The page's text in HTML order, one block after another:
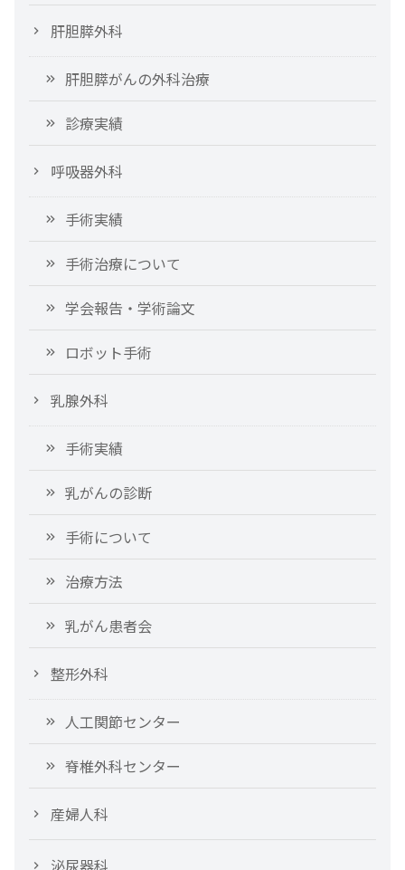
肝胆膵外科
肝胆膵がんの外科治療
診療実績
呼吸器外科
手術実績
手術治療について
学会報告・学術論文
ロボット手術
乳腺外科
手術実績
乳がんの診断
手術について
治療方法
乳がん患者会
整形外科
人工関節センター
脊椎外科センター
産婦人科
泌尿器科